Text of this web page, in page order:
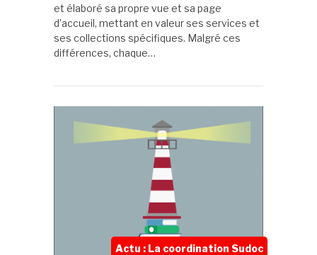
et élaboré sa propre vue et sa page
d’accueil, mettant en valeur ses services et
ses collections spécifiques. Malgré ces
différences, chaque…
Actu : La coordination Sudoc